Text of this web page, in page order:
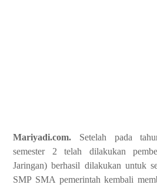
Mariyadi.com. Setelah pada
semester 2 telah dilakukan
Jaringan) berhasil dilakukan untuk
SMP SMA pemerintah kembali